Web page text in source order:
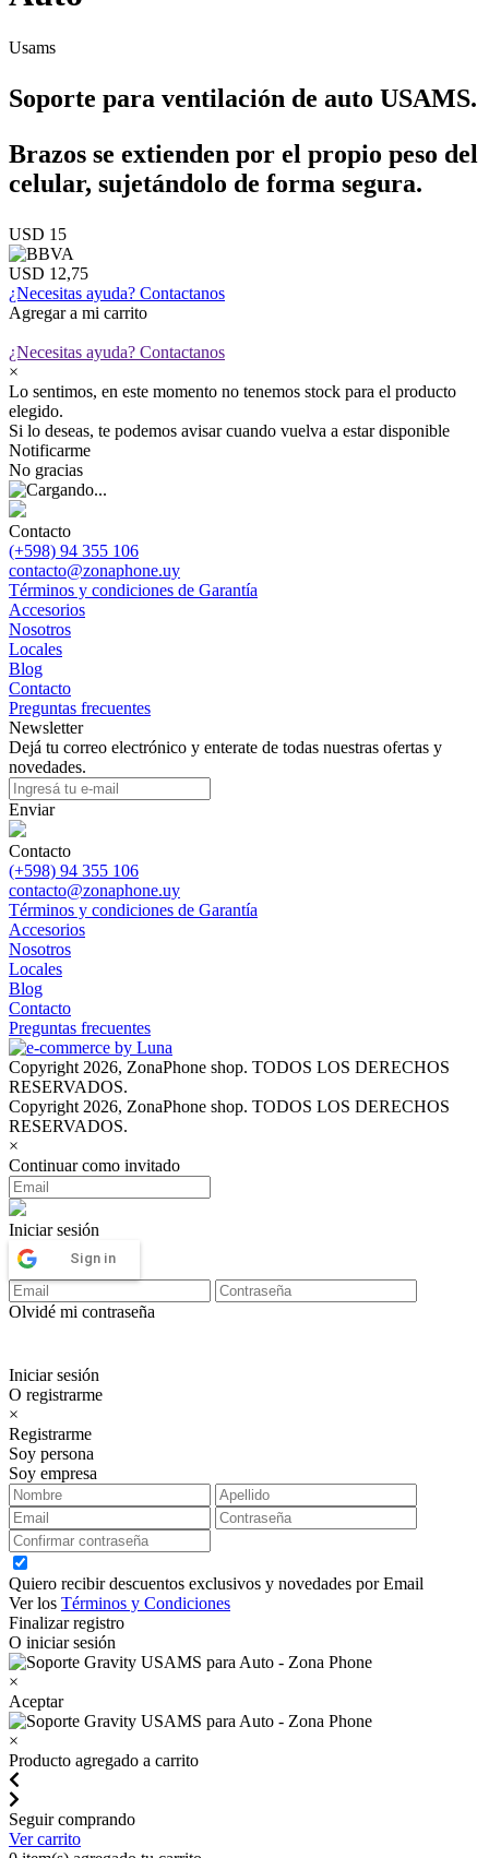
Usams
Soporte para ventilación de auto USAMS.
Brazos se extienden por el propio peso del
celular, sujetándolo de forma segura.
USD 15
USD 12,75
¿Necesitas ayuda? Contactanos
Agregar a mi carrito
¿Necesitas ayuda? Contactanos
×
Lo sentimos, en este momento no tenemos stock para el producto
elegido.
Si lo deseas, te podemos avisar cuando vuelva a estar disponible
Notificarme
No gracias
Contacto
(+598) 94 355 106
contacto@zonaphone.uy
Términos y condiciones de Garantía
Accesorios
Nosotros
Locales
Blog
Contacto
Preguntas frecuentes
Newsletter
Dejá tu correo electrónico y enterate de todas nuestras ofertas y
novedades.
Enviar
Contacto
(+598) 94 355 106
contacto@zonaphone.uy
Términos y condiciones de Garantía
Accesorios
Nosotros
Locales
Blog
Contacto
Preguntas frecuentes
Copyright 2026, ZonaPhone shop. TODOS LOS DERECHOS
RESERVADOS.
Copyright 2026, ZonaPhone shop. TODOS LOS DERECHOS
RESERVADOS.
×
Continuar como invitado
Iniciar sesión
Sign in
Olvidé mi contraseña
Iniciar sesión
O registrarme
×
Registrarme
Soy persona
Soy empresa
Quiero recibir descuentos exclusivos y novedades por Email
Ver los Términos y Condiciones
Finalizar registro
O iniciar sesión
×
Aceptar
×
Producto agregado a carrito
Seguir comprando
Ver carrito